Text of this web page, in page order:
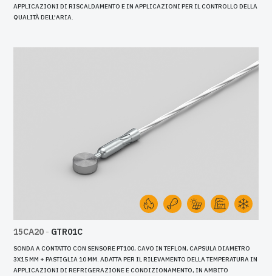
APPLICAZIONI DI RISCALDAMENTO E IN APPLICAZIONI PER IL CONTROLLO DELLA
QUALITÀ DELL'ARIA.
15CA20 - GTR01C
SONDA A CONTATTO CON SENSORE PT100, CAVO IN TEFLON, CAPSULA DIAMETRO
3X15 MM + PASTIGLIA 10 MM. ADATTA PER IL RILEVAMENTO DELLA TEMPERATURA IN
APPLICAZIONI DI REFRIGERAZIONE E CONDIZIONAMENTO, IN AMBITO